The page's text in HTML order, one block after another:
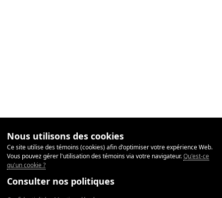
Nous utilisons des cookies
Ce site utilise des témoins (cookies) afin d'optimiser votre expérience Web.
Vous pouvez gérer l'utilisation des témoins via votre navigateur.Qu'est-ce
qu'un cookie ?
Consulter nos politiques